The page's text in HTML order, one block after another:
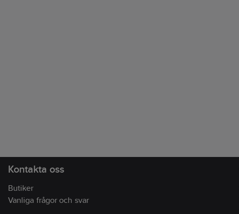
Kontakta oss
Butiker
Vanliga frågor och svar